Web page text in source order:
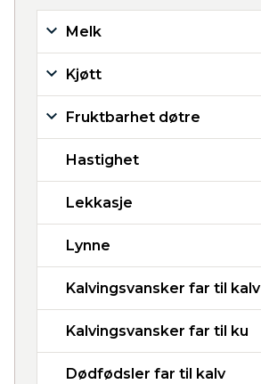
Melk
Kjøtt
Fruktbarhet døtre
Hastighet
Lekkasje
Lynne
Kalvingsvansker far til kalv
Kalvingsvansker far til ku
Dødfødsler far til kalv